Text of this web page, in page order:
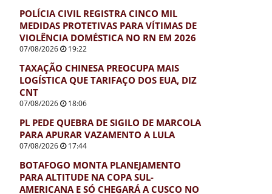
POLÍCIA CIVIL REGISTRA CINCO MIL
MEDIDAS PROTETIVAS PARA VÍTIMAS DE
VIOLÊNCIA DOMÉSTICA NO RN EM 2026
07/08/2026 19:22
TAXAÇÃO CHINESA PREOCUPA MAIS
LOGÍSTICA QUE TARIFAÇO DOS EUA, DIZ
CNT
07/08/2026 18:06
PL PEDE QUEBRA DE SIGILO DE MARCOLA
PARA APURAR VAZAMENTO A LULA
07/08/2026 17:44
BOTAFOGO MONTA PLANEJAMENTO
PARA ALTITUDE NA COPA SUL-
AMERICANA E SÓ CHEGARÁ A CUSCO NO